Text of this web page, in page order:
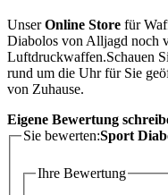
UnserOnline Store für
Diabolos von Alljagd noch
Luftdruckwaffen.Schauen
rund um die Uhr für Sie
von Zuhause.
Eigene Bewertung
Sie bewerten:Sport
Ihre Bewertung